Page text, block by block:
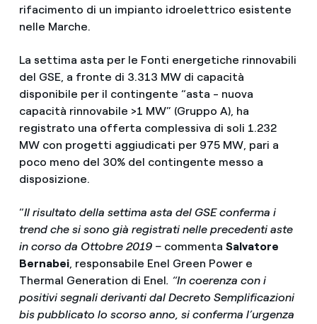
rifacimento di un impianto idroelettrico esistente
nelle Marche.
La settima asta per le Fonti energetiche rinnovabili
del GSE, a fronte di 3.313 MW di capacità
disponibile per il contingente “asta - nuova
capacità rinnovabile >1 MW” (Gruppo A), ha
registrato una offerta complessiva di soli 1.232
MW con progetti aggiudicati per 975 MW, pari a
poco meno del 30% del contingente messo a
disposizione.
“Il risultato della settima asta del GSE conferma i
trend che si sono già registrati nelle precedenti aste
in corso da Ottobre 2019 –commenta Salvatore
Bernabei, responsabile Enel Green Power e
Thermal Generation di Enel. “In coerenza con i
positivi segnali derivanti dal Decreto Semplificazioni
bis pubblicato lo scorso anno, si conferma l’urgenza